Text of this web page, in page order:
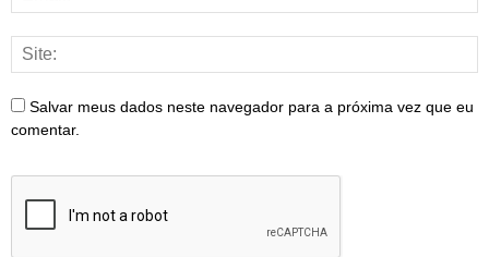
Salvar meus dados neste navegador para a próxima vez que eu
comentar.